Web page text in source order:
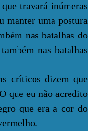
travará inúmeras
manter uma postura
nas batalhas do
nas batalhas
críticos dizem que
que eu não acredito
que era a cor do